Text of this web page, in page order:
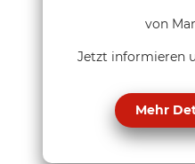
von
Jetzt informieren
Mehr